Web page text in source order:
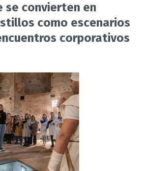
se convierten en
como escenarios
corporativos